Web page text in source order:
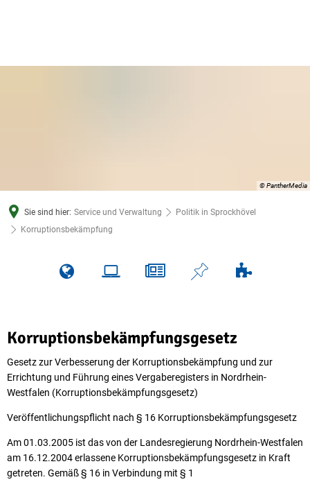
© PantherMedia
Sie sind hier: Service und Verwaltung
Politik in Sprockhövel
Korruptionsbekämpfung
Korruptionsbekämpfung
Korruptionsbekämpfungsgesetz
Gesetz zur Verbesserung der Korruptionsbekämpfung und zur
Errichtung und Führung eines Vergaberegisters in Nordrhein-
Westfalen (Korruptionsbekämpfungsgesetz)
Veröffentlichungspflicht nach § 16 Korruptionsbekämpfungsgesetz
Am 01.03.2005 ist das von der Landesregierung Nordrhein-Westfalen
am 16.12.2004 erlassene Korruptionsbekämpfungsgesetz in Kraft
getreten. Gemäß § 16 in Verbindung mit § 1